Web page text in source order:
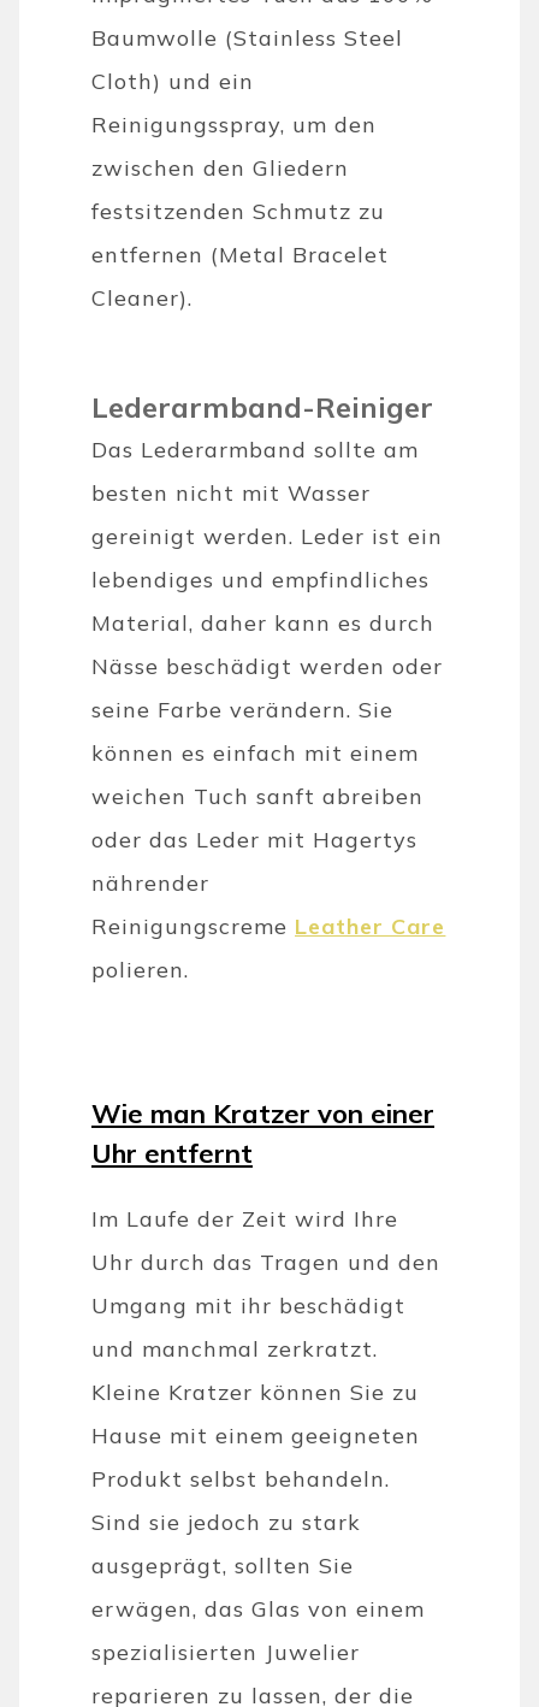
Baumwolle (Stainless Steel
Cloth) und ein
Reinigungsspray, um den
zwischen den Gliedern
festsitzenden Schmutz zu
entfernen (Metal Bracelet
Cleaner).
Lederarmband-Reiniger
Das Lederarmband sollte am
besten nicht mit Wasser
gereinigt werden. Leder ist ein
lebendiges und empfindliches
Material, daher kann es durch
Nässe beschädigt werden oder
seine Farbe verändern. Sie
können es einfach mit einem
weichen Tuch sanft abreiben
oder das Leder mit Hagertys
nährender
Reinigungscreme Leather Care
polieren.
Wie man Kratzer von einer
Uhr entfernt
Im Laufe der Zeit wird Ihre
Uhr durch das Tragen und den
Umgang mit ihr beschädigt
und manchmal zerkratzt.
Kleine Kratzer können Sie zu
Hause mit einem geeigneten
Produkt selbst behandeln.
Sind sie jedoch zu stark
ausgeprägt, sollten Sie
erwägen, das Glas von einem
spezialisierten Juwelier
reparieren zu lassen, der die